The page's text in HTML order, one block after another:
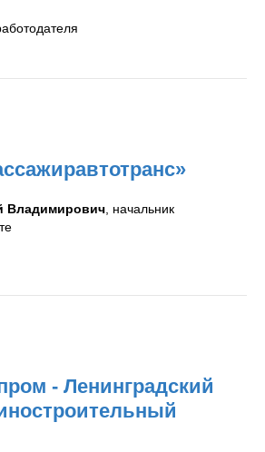
Владимирович , начальник
- Ленинградский